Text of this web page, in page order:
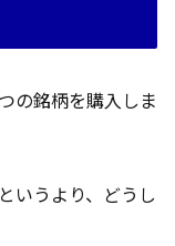
の銘柄を購入しま
いうより、どうし